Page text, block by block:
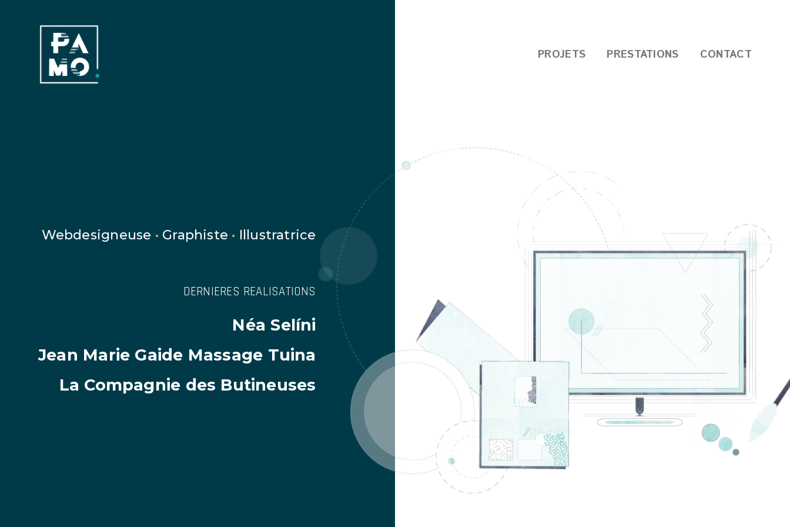
PROJETS PRESTATIONS CONTACT
Webdesigneuse • Graphiste • Illustratrice
DERNIERES REALISATIONS
Néa Selíni
Jean Marie Gaide Massage Tuina
La Compagnie des Butineuses